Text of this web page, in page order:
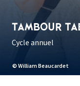
© William Beaucardet
TAMBOUR
Cycle annuel